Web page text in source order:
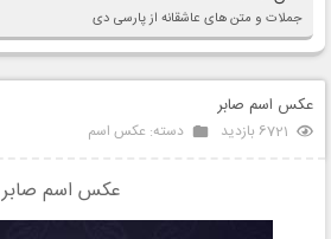
جملات و متن های عاشقانه از پارسی دی
عکس اسم صابر
6721 بازدید دسته: عکس اسم
عکس اسم صابر